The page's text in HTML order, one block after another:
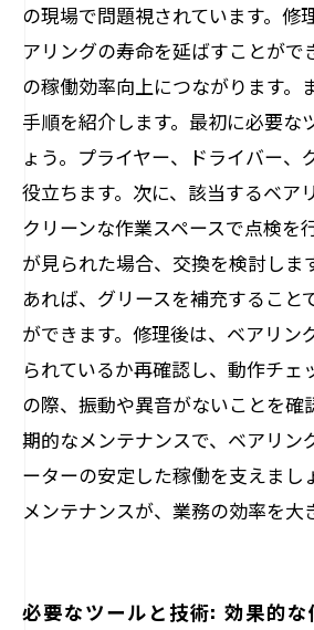
の現場で問題視されています。修
アリングの寿命を延ばすことがで
の稼働効率向上につながります。
手順を紹介します。最初に必要な
ょう。プライヤー、ドライバー、
役立ちます。次に、該当するベア
クリーンな作業スペースで点検を
が見られた場合、交換を検討しま
あれば、グリースを補充すること
ができます。修理後は、ベアリン
られているか再確認し、動作チェ
の際、振動や異音がないことを確
期的なメンテナンスで、ベアリン
ーターの安定した稼働を支えまし
メンテナンスが、業務の効率を大
必要なツールと技術: 効果的な